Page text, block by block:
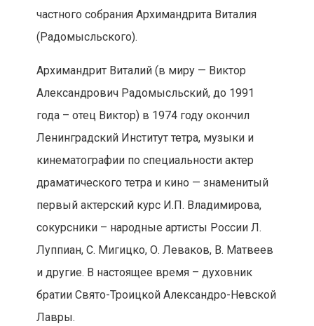
частного собрания Архимандрита Виталия
(Радомысльского).
Архимандрит Виталий (в миру — Виктор
Александрович Радомысльский, до 1991
года – отец Виктор) в 1974 году окончил
Ленинградский Институт тетра, музыки и
кинематографии по специальности актер
драматического тетра и кино — знаменитый
первый актерский курс И.П. Владимирова,
сокурсники – народные артисты России Л.
Луппиан, С. Мигицко, О. Леваков, В. Матвеев
и другие. В настоящее время – духовник
братии Свято-Троицкой Александро-Невской
Лавры.